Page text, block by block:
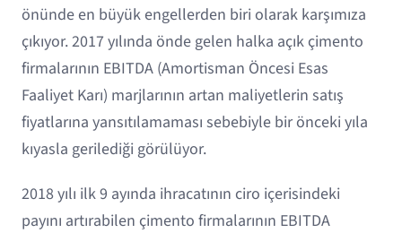
önünde en büyük engellerden biri olarak karşımıza
çıkıyor. 2017 yılında önde gelen halka açık çimento
firmalarının EBITDA (Amortisman Öncesi Esas
Faaliyet Karı) marjlarının artan maliyetlerin satış
fiyatlarına yansıtılamaması sebebiyle bir önceki yıla
kıyasla gerilediği görülüyor.
2018 yılı ilk 9 ayında ihracatının ciro içerisindeki
payını artırabilen çimento firmalarının EBITDA